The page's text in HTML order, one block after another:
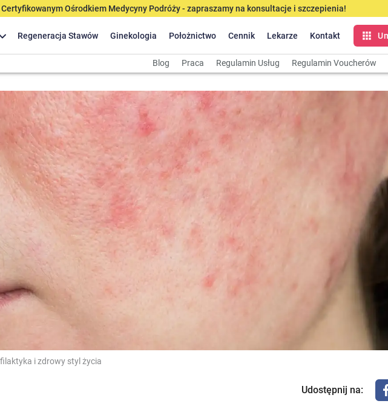
Ośrodkiem Medycyny Podróży - zapraszamy na konsultacje i szczepienia!
Regeneracja Stawów Ginekologia Położnictwo Cennik Lekarze Kontakt
Blog Praca Regulamin Usług Regulamin Voucherów
i zdrowy styl życia
Udostępnij na: